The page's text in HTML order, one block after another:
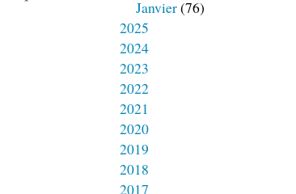
Janvier(76)
2025
2024
2023
2022
2021
2020
2019
2018
2017